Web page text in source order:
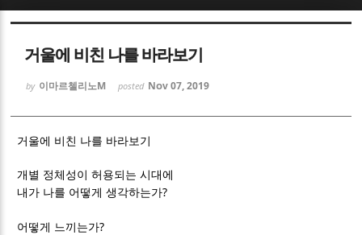
거울에 비친 나를 바라보기
by 이마르첼리노M posted Nov 07, 2019
거울에 비친 나를 바라보기
개별 정체성이 허용되는 시대에
내가 나를 어떻게 생각하는가?
어떻게 느끼는가?
Sketchbook5, 스케치북5
Sketchbook5, 스케치북5
Sketchbook5, 스케치북5
Sketchbook5, 스케치북5